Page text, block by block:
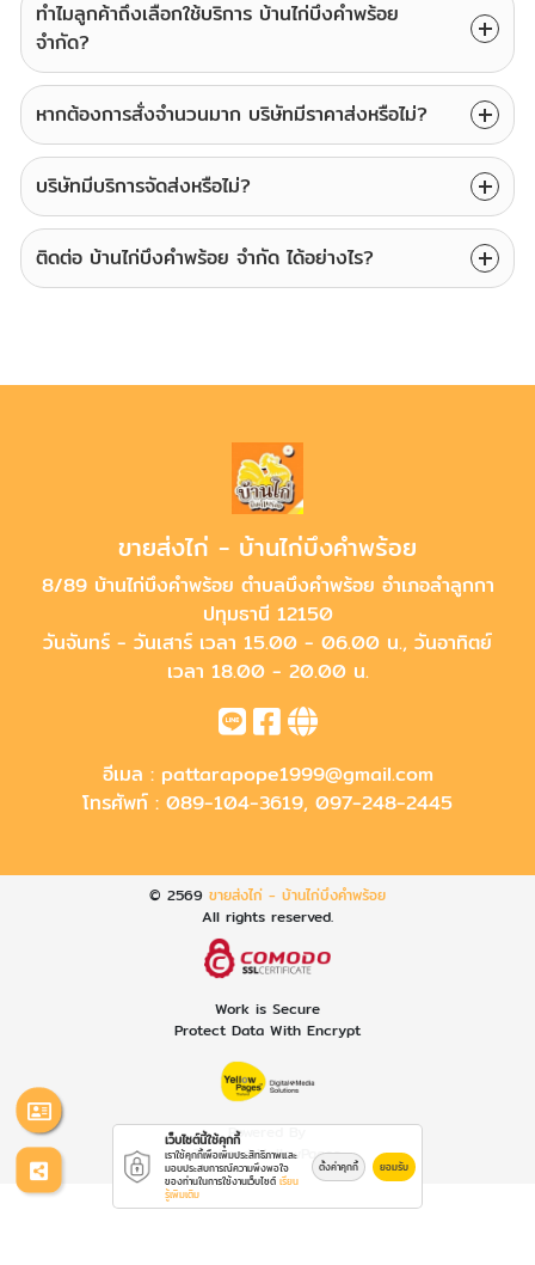
ทำไมลูกค้าถึงเลือกใช้บริการ บ้านไก่บึงคำพร้อย
จำกัด?
หากต้องการสั่งจำนวนมาก บริษัทมีราคาส่งหรือไม่?
บริษัทมีบริการจัดส่งหรือไม่?
ติดต่อ บ้านไก่บึงคำพร้อย จำกัด ได้อย่างไร?
ขายส่งไก่ - บ้านไก่บึงคำพร้อย
8/89 บ้านไก่บึงคำพร้อย ตำบลบึงคำพร้อย อำเภอลำลูกกา
ปทุมธานี 12150
วันจันทร์ - วันเสาร์ เวลา 15.00 - 06.00 น., วันอาทิตย์
เวลา 18.00 - 20.00 น.
อีเมล : pattarapope1999@gmail.com
โทรศัพท์ : 089-104-3619, 097-248-2445
© 2569 ขายส่งไก่ - บ้านไก่บึงคำพร้อย
All rights reserved.
Work is Secure
Protect Data With Encrypt
Powered By
Thailand YellowPages
เว็บไซต์นี้ใช้คุกกี้
เราใช้คุกกี้เพื่อเพิ่มประสิทธิภาพและ
มอบประสบการณ์ความพึงพอใจ
ของท่านในการใช้งานเว็บไซต์ เรียน
รู้เพิ่มเติม
ตั้งค่าคุกกี้ ยอมรับ